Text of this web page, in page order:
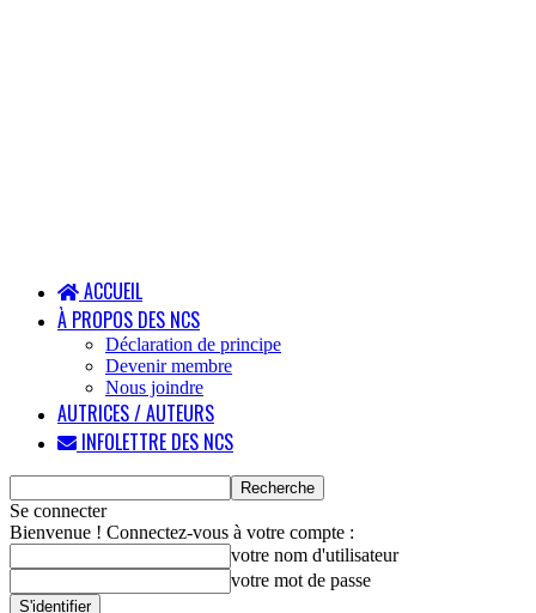
ACCUEIL
À PROPOS DES NCS
Déclaration de principe
Devenir membre
Nous joindre
AUTRICES / AUTEURS
INFOLETTRE DES NCS
Se connecter
Bienvenue ! Connectez-vous à votre compte :
votre nom d'utilisateur
votre mot de passe